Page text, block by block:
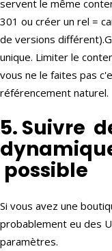
servent le même
301 ou créer un rel =
de versions
unique. Limiter le
vous ne le faites pas
référencement naturel.
5. Suivre
possible
Si vous avez une
probablement eu des
paramètres.